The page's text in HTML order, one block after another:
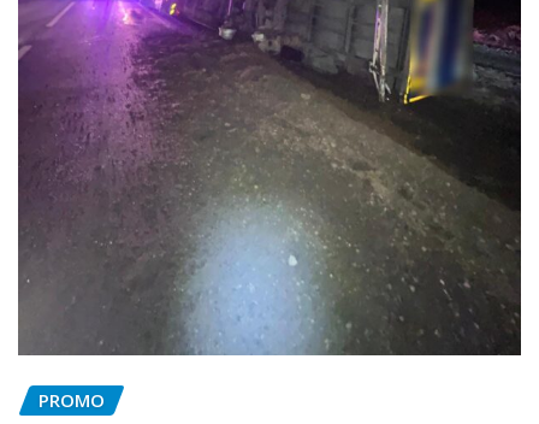
PROMO